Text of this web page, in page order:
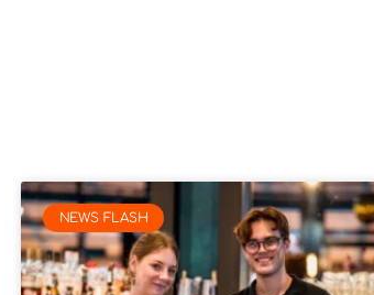
NEWS FLASH